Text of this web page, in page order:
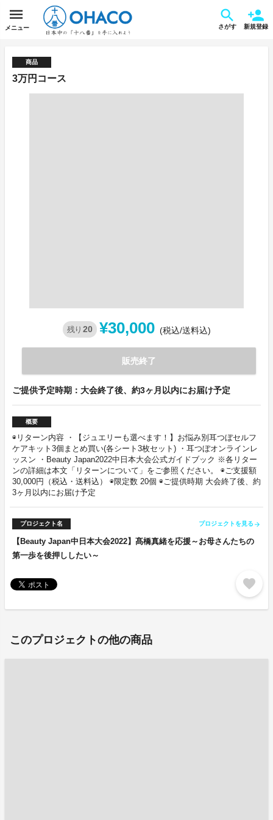
メニュー さがす 新規登録
商品
3万円コース
残り 20 ¥30,000 (税込/送料込)
販売終了
ご提供予定時期：大会終了後、約3ヶ月以内にお届け予定
概要
◉リターン内容 ・【ジュエリーも選べます！】お悩み別耳つぼセルフ
ケアキット3個まとめ買い(各シート3枚セット) ・耳つぼオンラインレ
ッスン ・Beauty Japan2022中日本大会公式ガイドブック ※各リター
ンの詳細は本文「リターンについて」をご参照ください。 ◉ご支援額
30,000円（税込・送料込） ◉限定数 20個 ◉ご提供時期 大会終了後、約
3ヶ月以内にお届け予定
プロジェクト名 プロジェクトを見る arrow_forward
【Beauty Japan中日本大会2022】髙橋真緒を応援～お母さんたちの
第一歩を後押ししたい～
favorite
このプロジェクトの他の商品